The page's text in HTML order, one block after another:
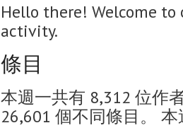
Hello there! Welcome
activity.
條目
本週一共有 8,312 位作
26,601 個不同條目。